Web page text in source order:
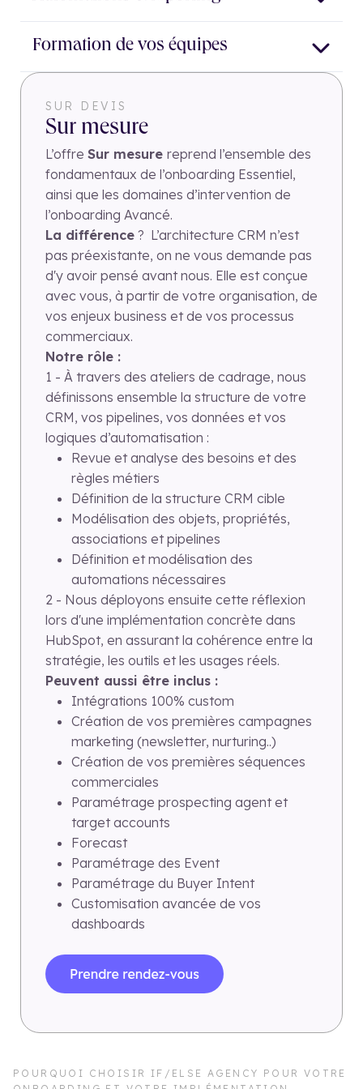
Accès et rôles + équipes
Domaines et adresses e-mails à exclure des trackings
Pages systèmes : toutes les pages nécessaires au bon
de communication, désabonnement, confirmation, 404,
Bases RGPD : Paramètres de confidentialité des données
Data :
Préparation de la logique d’import
Import des contacts, entreprises et opportunités
Associations inter objets
Contrôle de cohérence global du CRM après import
performances site web, performances marketing
Formation de vos équipes
Démo config et structure de l’instance en général
pipeline : qu’est-ce que c’est, comment les
modifier/customiser, comment modifier les formulaires
associés
Démo dashboard : où sont-ils, comment en créer de
Démo workflow : créer un workflow
Démo tasks : où sont les tasks et comment s’en servir
SUR DEVIS
Sur mesure
L’offre Sur mesure reprend l’ensemble des
fondamentaux de l’onboarding Essentiel,
ainsi que les domaines d’intervention de
l’onboarding Avancé.
La différence ? L’architecture CRM n’est
pas préexistante, on ne vous demande pas
d'y avoir pensé avant nous. Elle est conçue
avec vous, à partir de votre organisation, de
vos enjeux business et de vos processus
commerciaux.
Notre rôle :
1 - À travers des ateliers de cadrage, nous
définissons ensemble la structure de votre
CRM, vos pipelines, vos données et vos
logiques d’automatisation :
Revue et analyse des besoins et des
règles métiers
Définition de la structure CRM cible
Modélisation des objets, propriétés,
associations et pipelines
Définition et modélisation des
automations nécessaires
2 - Nous déployons ensuite cette réflexion
lors d'une implémentation concrète dans
HubSpot, en assurant la cohérence entre la
stratégie, les outils et les usages réels.
Peuvent aussi être inclus :
Intégrations 100% custom
Création de vos premières campagnes
marketing (newsletter, nurturing..)
Création de vos premières séquences
commerciales
Paramétrage prospecting agent et
target accounts
Forecast
Paramétrage des Event
Paramétrage du Buyer Intent
Customisation avancée de vos
dashboards
POURQUOI CHOISIR IF/ELSE AGENCY POUR VOTRE